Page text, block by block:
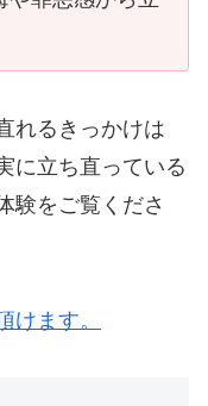
れるきっかけは
に立ち直っている
験をご覧くださ
けます。